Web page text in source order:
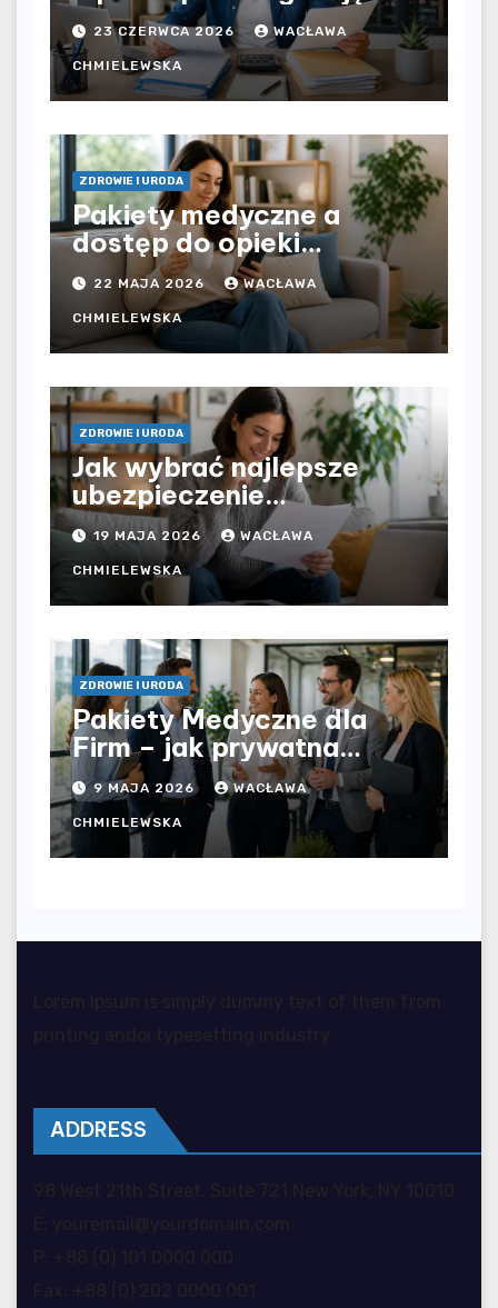
bezpośrednio u
pracodawcy – jak
rozliczyć oba źródła
dochodu?
23 CZERWCA 2026 WACŁAWA
CHMIELEWSKA
ZDROWIE I URODA
Pakiety medyczne a
dostęp do opieki
zdrowotnej bez
ograniczeń czasowych –
czy prywatna opieka daje
większą swobodę?
22 MAJA 2026 WACŁAWA
CHMIELEWSKA
ZDROWIE I URODA
Jak wybrać najlepsze
ubezpieczenie
komunikacyjne i uniknąć
kosztownych błędów?
19 MAJA 2026 WACŁAWA
CHMIELEWSKA
ZDROWIE I URODA
Pakiety Medyczne dla
Firm – jak prywatna
opieka zdrowotna
wpływa na jakość
współpracy w
organizacji?
9 MAJA 2026 WACŁAWA
CHMIELEWSKA
ADDRESS